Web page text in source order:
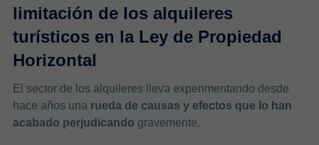
limitación de los alquileres
turísticos en la Ley de Propiedad
Horizontal
El sector de los alquileres lleva experimentando desde
hace años una rueda de causas y efectos que lo han
acabado perjudicando gravemente.